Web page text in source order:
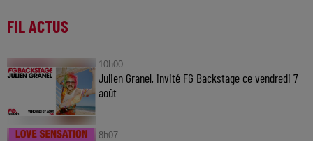
FIL ACTUS
10h00
Julien Granel, invité FG Backstage ce vendredi 7
août
8h07